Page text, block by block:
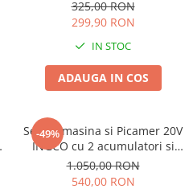
325,00 RON
299,90 RON
IN STOC
ADAUGA IN COS
-49%
Set Bormasina si Picamer 20V
INGCO cu 2 acumulatori si
geanta
1.050,00 RON
540,00 RON